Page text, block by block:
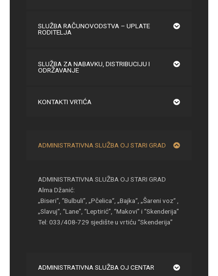
SLUŽBA RAČUNOVODSTVA – UPLATE
RODITELJA
SLUŽBA ZA NABAVKU, DISTRIBUCIJU I
ODRŽAVANJE
KONTAKTI VRTIĆA
ADMINISTRATIVNA SLUŽBA OJ STARI GRAD
ADMINISTRATIVNA SLUŽBA OJ STARI GRAD
Alma Džanić:
„Biseri“, “Bulbuli”, „Pčelica“, „Bajka“, „Šareni voz“ ,
„Slavuj“, “Lane”, “Leptirić”, “Makovi” i “Skenderija”
Tel: 033/408-729 sjedište u vrtiću “Skenderija”
ADMINISTRATIVNA SLUŽBA OJ CENTAR